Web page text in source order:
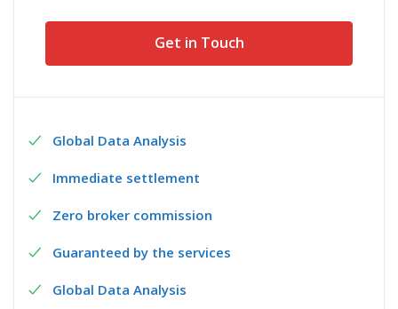
Get in Touch
Global Data Analysis
Immediate settlement
Zero broker commission
Guaranteed by the services
Global Data Analysis